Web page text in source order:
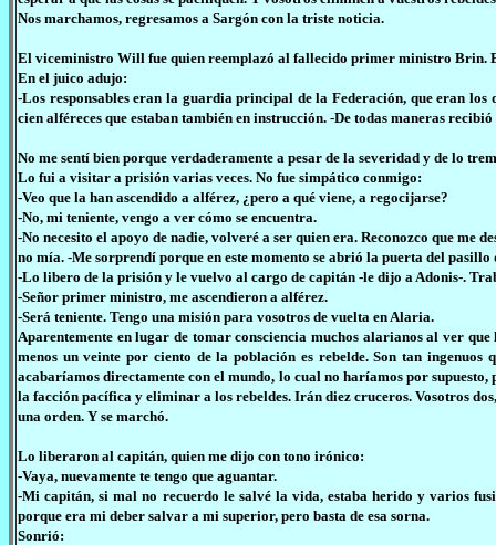
Nos marchamos, regresamos a Sargón con la triste noticia.
El viceministro Will fue quien reemplazó al fallecido primer ministro Brin.
En el juico adujo:
-Los responsables eran la guardia principal de la Federación, que eran
cien alféreces que estaban también en instrucción. -De todas maneras
No me sentí bien porque verdaderamente a pesar de la severidad y de lo
Lo fui a visitar a prisión varias veces. No fue simpático conmigo:
-Veo que la han ascendido a alférez, ¿pero a qué viene, a regocijarse?
-No, mi teniente, vengo a ver cómo se encuentra.
-No necesito el apoyo de nadie, volveré a ser quien era. Reconozco que
no mía. -Me sorprendí porque en este momento se abrió la puerta del
-Lo libero de la prisión y le vuelvo al cargo de capitán -le dijo a Adonis-.
-Señor primer ministro, me ascendieron a alférez.
-Será teniente. Tengo una misión para vosotros de vuelta en Alaria.
Aparentemente en lugar de tomar consciencia muchos alarianos al ver
menos un veinte por ciento de la población es rebelde. Son tan
acabaríamos directamente con el mundo, lo cual no haríamos por
la facción pacífica y eliminar a los rebeldes. Irán diez cruceros. Vosotros
una orden. Y se marchó.
Lo liberaron al capitán, quien me dijo con tono irónico:
-Vaya, nuevamente te tengo que aguantar.
-Mi capitán, si mal no recuerdo le salvé la vida, estaba herido y varios
porque era mi deber salvar a mi superior, pero basta de esa sorna.
Sonrió: